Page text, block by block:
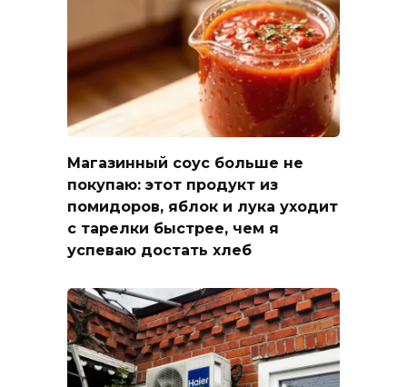
Магазинный соус больше не
покупаю: этот продукт из
помидоров, яблок и лука уходит
с тарелки быстрее, чем я
успеваю достать хлеб